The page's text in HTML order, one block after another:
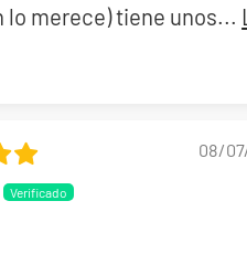
lo merece) tiene unos...
08/